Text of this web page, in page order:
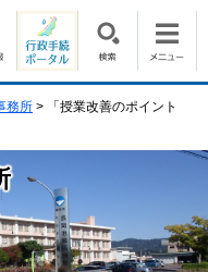
務所 >
「授業改善のポイント